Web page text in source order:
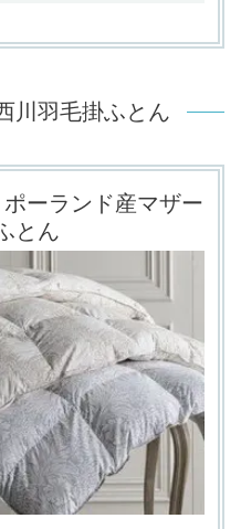
川羽毛掛ふとん
ーランド産マザー
ふとん